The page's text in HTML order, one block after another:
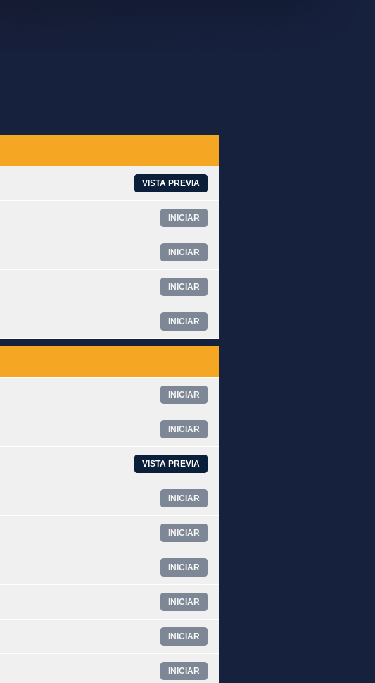
VISTA PREVIA
INICIAR
INICIAR
INICIAR
INICIAR
INICIAR
INICIAR
VISTA PREVIA
INICIAR
INICIAR
INICIAR
INICIAR
INICIAR
INICIAR